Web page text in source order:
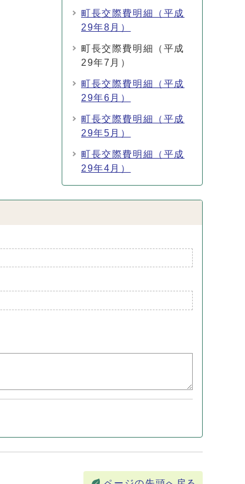
町長交際費明細（平成
29年8月）
町長交際費明細（平成
29年7月）
町長交際費明細（平成
29年6月）
町長交際費明細（平成
29年5月）
町長交際費明細（平成
29年4月）